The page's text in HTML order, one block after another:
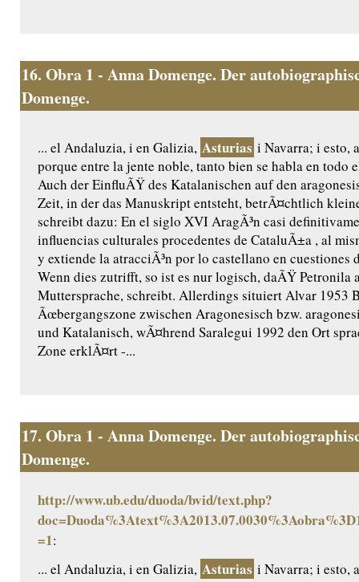
16. Obra 1 - Anna Domenge. Der
Domenge.
... el Andaluzia, i en Galizia, Asturias i Navarra; i esto,
porque entre la jente noble, tanto bien se habla en todo
Auch der EinfluÃŸ des Katalanischen auf den
Zeit, in der das Manuskript entsteht, betrÃ¤chtlich
schreibt dazu: En el siglo XVI AragÃ³n casi
influencias culturales procedentes de CataluÃ±a , al
y extiende la atracciÃ³n por lo castellano en cuestiones
Wenn dies zutrifft, so ist es nur logisch, daÃŸ Petronila
Muttersprache, schreibt. Allerdings situiert Alvar 1953
Ãœbergangszone zwischen Aragonesisch bzw.
und Katalanisch, wÃ¤hrend Saralegui 1992 den Ort
Zone erklÃ¤rt -...
17. Obra 1 - Anna Domenge. Der
Domenge.
http://www.ub.edu/duoda/bvid/text.php?
=1:
... el Andaluzia, i en Galizia, Asturias i Navarra; i esto,